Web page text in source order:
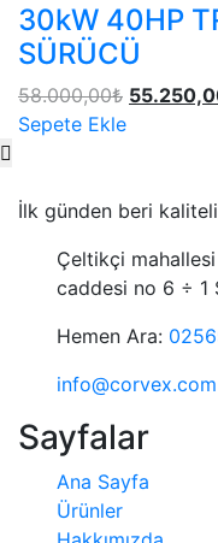
30kW 40HP
SÜRÜCÜ
58.000,00₺
Sepete Ekle
İlk günden beri
Çeltikçi
caddesi no 6 ÷ 1
Hemen Ara:
info@corvex.com
Sayfalar
Ana Sayfa
Ürünler